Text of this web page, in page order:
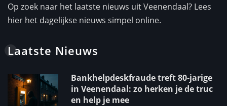
Op zoek naar het laatste nieuws uit Veenendaal? Lees
hier het dagelijkse nieuws simpel online.
Laatste Nieuws
Bankhelpdeskfraude treft 80-jarige
in Veenendaal: zo herken je de truc
en help je mee